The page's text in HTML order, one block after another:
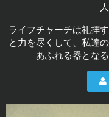
ライフチャーチは礼拝
と力を尽くして、私達
あふれる器とな